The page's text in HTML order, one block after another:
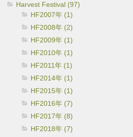
Harvest Festival (97)
HF2007年 (1)
HF2008年 (2)
HF2009年 (1)
HF2010年 (1)
HF2011年 (1)
HF2014年 (1)
HF2015年 (1)
HF2016年 (7)
HF2017年 (8)
HF2018年 (7)